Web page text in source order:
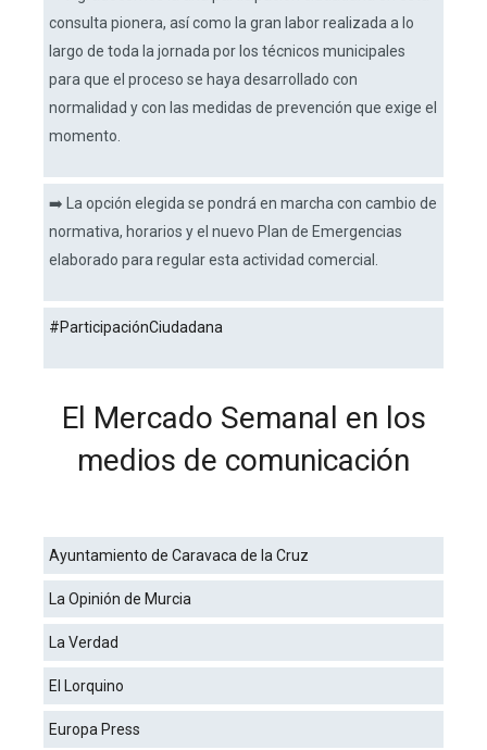
consulta pionera, así como la gran labor realizada a lo
largo de toda la jornada por los técnicos municipales
para que el proceso se haya desarrollado con
normalidad y con las medidas de prevención que exige el
momento.
➡️ La opción elegida se pondrá en marcha con cambio de
normativa, horarios y el nuevo Plan de Emergencias
elaborado para regular esta actividad comercial.
#ParticipaciónCiudadana
El Mercado Semanal en los
medios de comunicación
Ayuntamiento de Caravaca de la Cruz
La Opinión de Murcia
La Verdad
El Lorquino
Europa Press